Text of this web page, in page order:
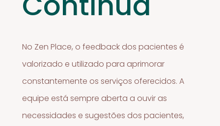
No Zen Place, o feedback dos pacientes é
valorizado e utilizado para aprimorar
constantemente os serviços oferecidos. A
equipe está sempre aberta a ouvir as
necessidades e sugestões dos pacientes,